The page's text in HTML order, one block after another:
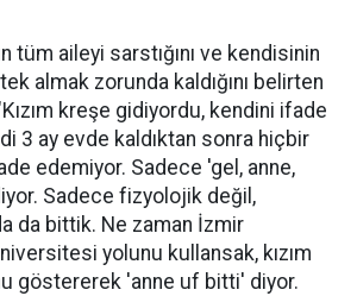
tüm aileyi sarstığını ve kendisinin
almak zorunda kaldığını belirten
kreşe gidiyordu, kendini ifade
3 ay evde kaldıktan sonra hiçbir
edemiyor. Sadece 'gel, anne,
Sadece fizyolojik değil,
da bittik. Ne zaman İzmir
yolunu kullansak, kızım
göstererek 'anne uf bitti' diyor.